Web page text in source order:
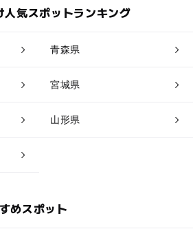
気スポットランキング
青森県
宮城県
山形県
めスポット